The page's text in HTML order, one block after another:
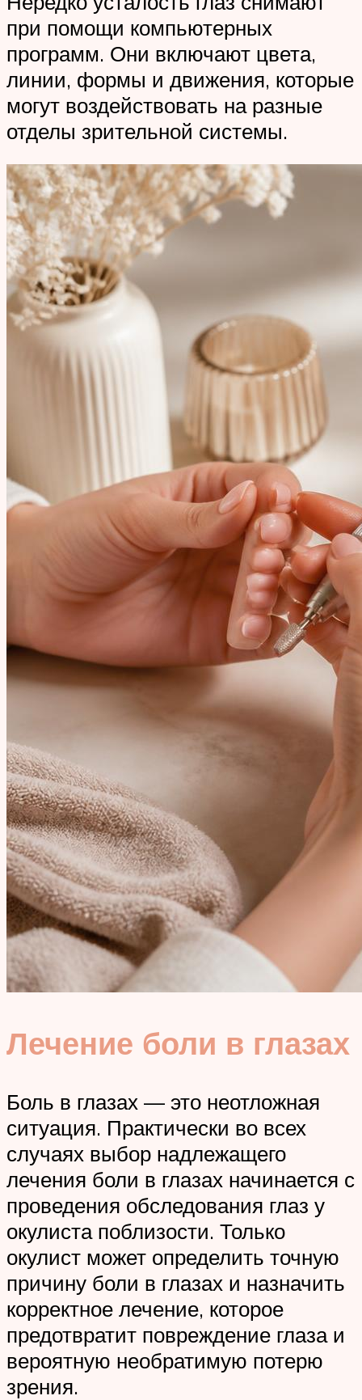
при помощи компьютерных
программ. Они включают цвета,
линии, формы и движения, которые
могут воздействовать на разные
отделы зрительной системы.
Лечение боли в глазах
Боль в глазах — это неотложная
ситуация. Практически во всех
случаях выбор надлежащего
лечения боли в глазах начинается с
проведения обследования глаз у
окулиста поблизости. Только
окулист может определить точную
причину боли в глазах и назначить
корректное лечение, которое
предотвратит повреждение глаза и
вероятную необратимую потерю
зрения.